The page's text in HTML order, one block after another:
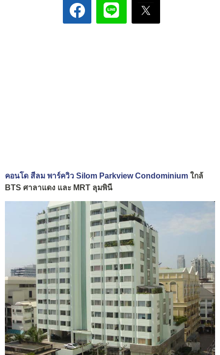
คอนโด สีลม พาร์ควิว Silom Parkview Condominium ใกล้
BTS ศาลาแดง และ MRT ลุมพินี